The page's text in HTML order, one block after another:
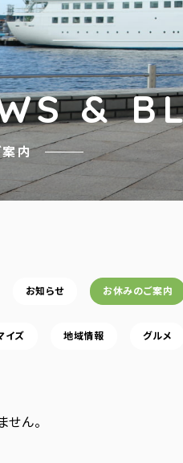
&
案内
お知らせ お休みのご案内
イズ 地域情報 グルメ
ん。